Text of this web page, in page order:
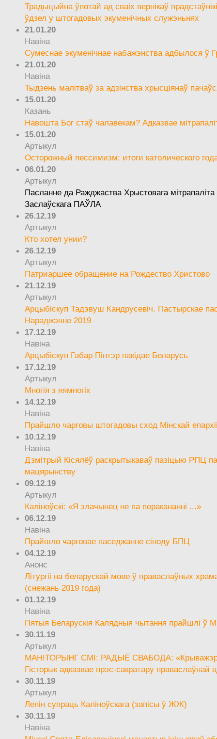
Традыцыйна ўпотай ад сваіх вернікаў
ўдзел у штогадовых экуменічных служэньнях
21.01.20
Навіна
Сумеснае экуменічнае набажэнства адбылося ў
21.01.20
Навіна
Тыдзень малітваў за адзінства хрысціянаў
15.01.20
Казань
Навошта Бог стаў чалавекам? Адказвае
15.01.20
Артыкул
Осторожный пессимизм: итоги католического
06.01.20
Артыкул
Пасланне да Ражджаства Хрыстовага мітрапаліта
Заслаўскага ПАЎЛА
26.12.19
Артыкул
Кто хотел унии?
26.12.19
Артыкул
Патриаршее обращение на Рождество Христово
21.12.19
Артыкул
Арцыбіскуп Тадэвуш Кандрусевіч. Пастырскае
Нараджэнне 2019
17.12.19
Навіна
Арцыбіскуп Габар Пінтэр пакідае Беларусь
17.12.19
Артыкул
Многія з нямногіх
14.12.19
Навіна
Прайшло чарговы штогадовы сход Мінскай
10.12.19
Навіна
Дзмітрый Кісялёў раскрытыкаваў пазіцыю РПЦ
мацярынству
09.12.19
Артыкул
Каліноўскі: «Я злачынец не па перакананні ...»
06.12.19
Навіна
Прайшло чарговае паседжанне сіноду БПЦ
04.12.19
Анонс
Літургіі на беларускай мове ў праваслаўных
(снежань 2019 года)
01.12.19
Навіна
Пятыя Беларускія Калядныя чытання прайшлі ў
30.11.19
Артыкул
МАНІТОРЫНГ СМІ: РАДЫЁ СВАБОДА:
Гісторык адказвае прэс-сакратару праваслаўнай
30.11.19
Артыкул
Лепін супраць Каліноўскага (запісы ў ЖЖ)
30.11.19
Навіна